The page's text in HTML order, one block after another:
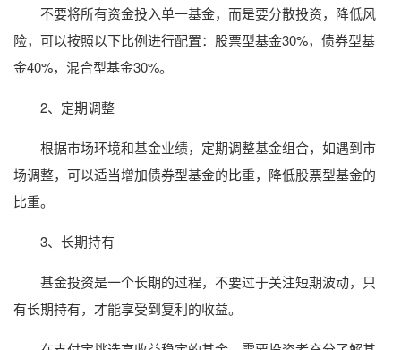
不要将所有资金投入单一基金，而是要分散投资，降低风
险，可以按照以下比例进行配置：股票型基金30%，债券型基
金40%，混合型基金30%。
2、定期调整
根据市场环境和基金业绩，定期调整基金组合，如遇到市
场调整，可以适当增加债券型基金的比重，降低股票型基金的
比重。
3、长期持有
基金投资是一个长期的过程，不要过于关注短期波动，只
有长期持有，才能享受到复利的收益。